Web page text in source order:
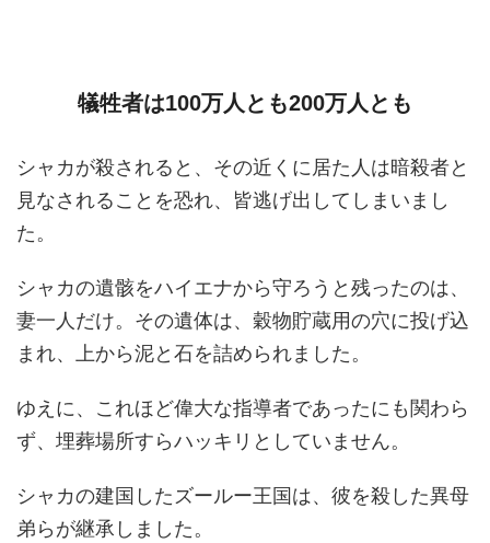
犠牲者は100万人とも200万人とも
シャカが殺されると、その近くに居た人は暗殺者と
見なされることを恐れ、皆逃げ出してしまいまし
た。
シャカの遺骸をハイエナから守ろうと残ったのは、
妻一人だけ。その遺体は、穀物貯蔵用の穴に投げ込
まれ、上から泥と石を詰められました。
ゆえに、これほど偉大な指導者であったにも関わら
ず、埋葬場所すらハッキリとしていません。
シャカの建国したズールー王国は、彼を殺した異母
弟らが継承しました。